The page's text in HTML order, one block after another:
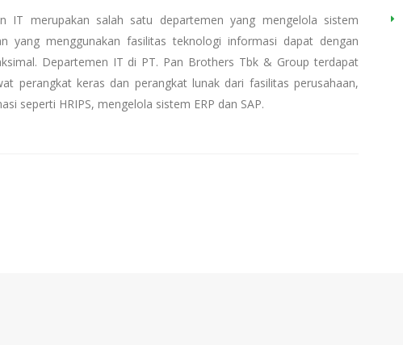
IT merupakan salah satu departemen yang mengelola sistem
yang menggunakan fasilitas teknologi informasi dapat dengan
Departemen IT di PT. Pan Brothers Tbk & Group terdapat
perangkat keras dan perangkat lunak dari fasilitas perusahaan,
seperti HRIPS, mengelola sistem ERP dan SAP.